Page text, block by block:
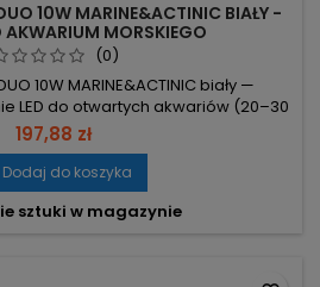
10W MARINE&ACTINIC BIAŁY -
AKWARIUM MORSKIEGO
(0)
10W MARINE&ACTINIC biały —
LED do otwartych akwariów (20–30
energii przy stałej iluminacji. 900 lm i
światło wspierające rozwój
przeznaczona dla małych morskich
DAY / DAYBREAK / ACTINIC –
światło,...
197,88 zł
Dodaj do koszyka
sztuki w magazynie